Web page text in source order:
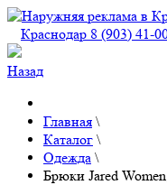
Краснодар 8 (903) 41-
Назад
Главная \
Каталог \
Одежда \
Брюки Jared